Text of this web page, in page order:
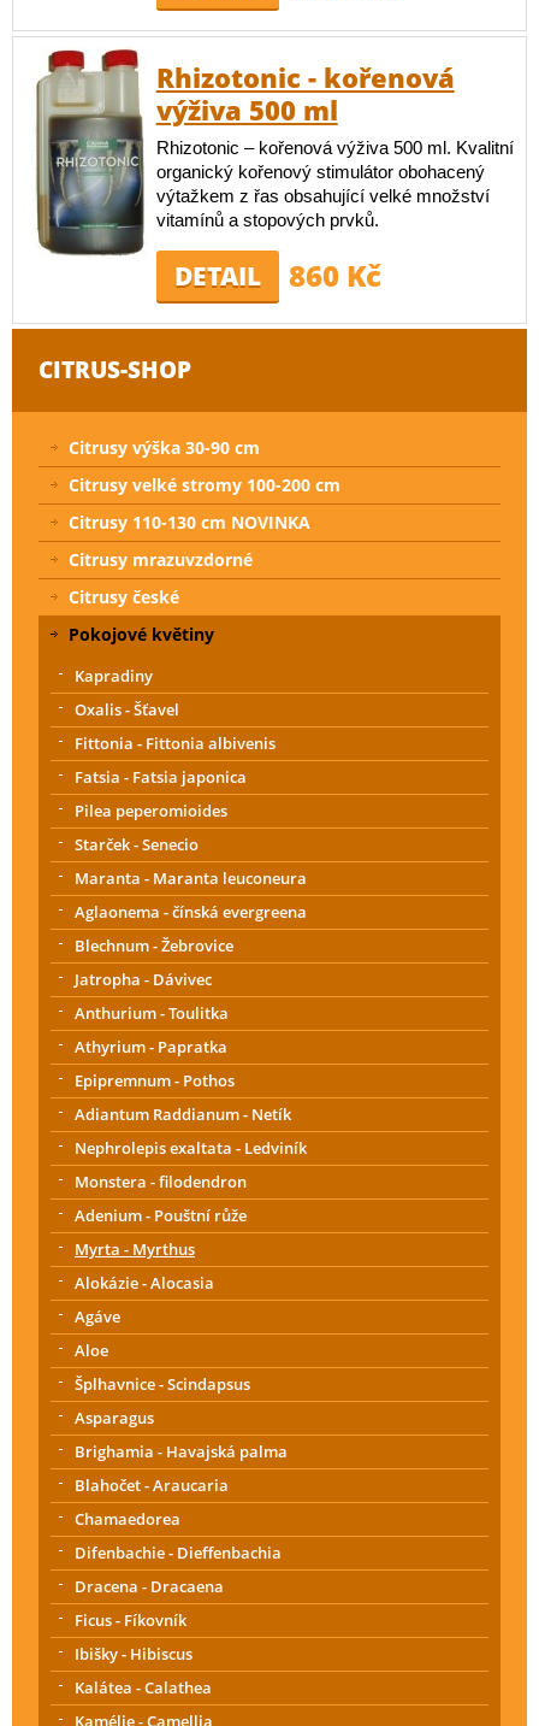
Rhizotonic - kořenová
výživa 500 ml
Rhizotonic – kořenová výživa 500 ml. Kvalitní
organický kořenový stimulátor obohacený
výtažkem z řas obsahující velké množství
vitamínů a stopových prvků.
DETAIL 860 Kč
CITRUS-SHOP
Citrusy výška 30-90 cm
Citrusy velké stromy 100-200 cm
Citrusy 110-130 cm NOVINKA
Citrusy mrazuvzdorné
Citrusy české
Pokojové květiny
Kapradiny
Oxalis - Šťavel
Fittonia - Fittonia albivenis
Fatsia - Fatsia japonica
Pilea peperomioides
Starček - Senecio
Maranta - Maranta leuconeura
Aglaonema - čínská evergreena
Blechnum - Žebrovice
Jatropha - Dávivec
Anthurium - Toulitka
Athyrium - Papratka
Epipremnum - Pothos
Adiantum Raddianum - Netík
Nephrolepis exaltata - Ledviník
Monstera - filodendron
Adenium - Pouštní růže
Myrta - Myrthus
Alokázie - Alocasia
Agáve
Aloe
Šplhavnice - Scindapsus
Asparagus
Brighamia - Havajská palma
Blahočet - Araucaria
Chamaedorea
Difenbachie - Dieffenbachia
Dracena - Dracaena
Ficus - Fíkovník
Ibišky - Hibiscus
Kalátea - Calathea
Kamélie - Camellia